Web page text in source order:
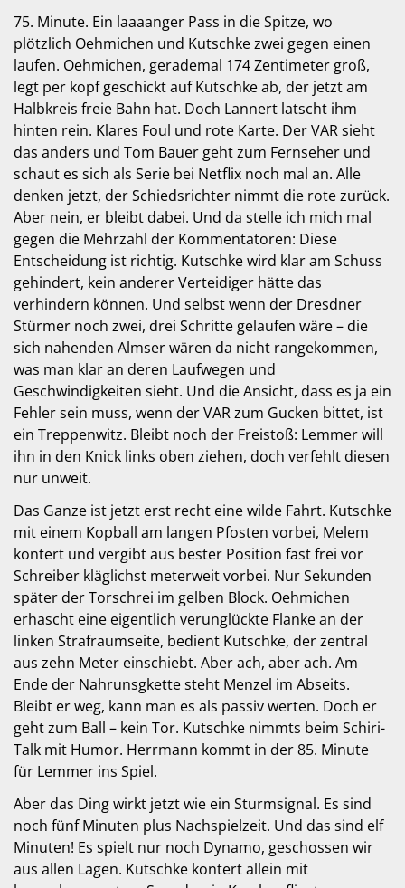
75. Minute. Ein laaaanger Pass in die Spitze, wo
plötzlich Oehmichen und Kutschke zwei gegen einen
laufen. Oehmichen, gerademal 174 Zentimeter groß,
legt per kopf geschickt auf Kutschke ab, der jetzt am
Halbkreis freie Bahn hat. Doch Lannert latscht ihm
hinten rein. Klares Foul und rote Karte. Der VAR sieht
das anders und Tom Bauer geht zum Fernseher und
schaut es sich als Serie bei Netflix noch mal an. Alle
denken jetzt, der Schiedsrichter nimmt die rote zurück.
Aber nein, er bleibt dabei. Und da stelle ich mich mal
gegen die Mehrzahl der Kommentatoren: Diese
Entscheidung ist richtig. Kutschke wird klar am Schuss
gehindert, kein anderer Verteidiger hätte das
verhindern können. Und selbst wenn der Dresdner
Stürmer noch zwei, drei Schritte gelaufen wäre – die
sich nahenden Almser wären da nicht rangekommen,
was man klar an deren Laufwegen und
Geschwindigkeiten sieht. Und die Ansicht, dass es ja ein
Fehler sein muss, wenn der VAR zum Gucken bittet, ist
ein Treppenwitz. Bleibt noch der Freistoß: Lemmer will
ihn in den Knick links oben ziehen, doch verfehlt diesen
nur unweit.
Das Ganze ist jetzt erst recht eine wilde Fahrt. Kutschke
mit einem Kopball am langen Pfosten vorbei, Melem
kontert und vergibt aus bester Position fast frei vor
Schreiber kläglichst meterweit vorbei. Nur Sekunden
später der Torschrei im gelben Block. Oehmichen
erhascht eine eigentlich verunglückte Flanke an der
linken Strafraumseite, bedient Kutschke, der zentral
aus zehn Meter einschiebt. Aber ach, aber ach. Am
Ende der Nahrunsgkette steht Menzel im Abseits.
Bleibt er weg, kann man es als passiv werten. Doch er
geht zum Ball – kein Tor. Kutschke nimmts beim Schiri-
Talk mit Humor. Herrmann kommt in der 85. Minute
für Lemmer ins Spiel.
Aber das Ding wirkt jetzt wie ein Sturmsignal. Es sind
noch fünf Minuten plus Nachspielzeit. Und das sind elf
Minuten! Es spielt nur noch Dynamo, geschossen wir
aus allen Lagen. Kutschke kontert allein mit